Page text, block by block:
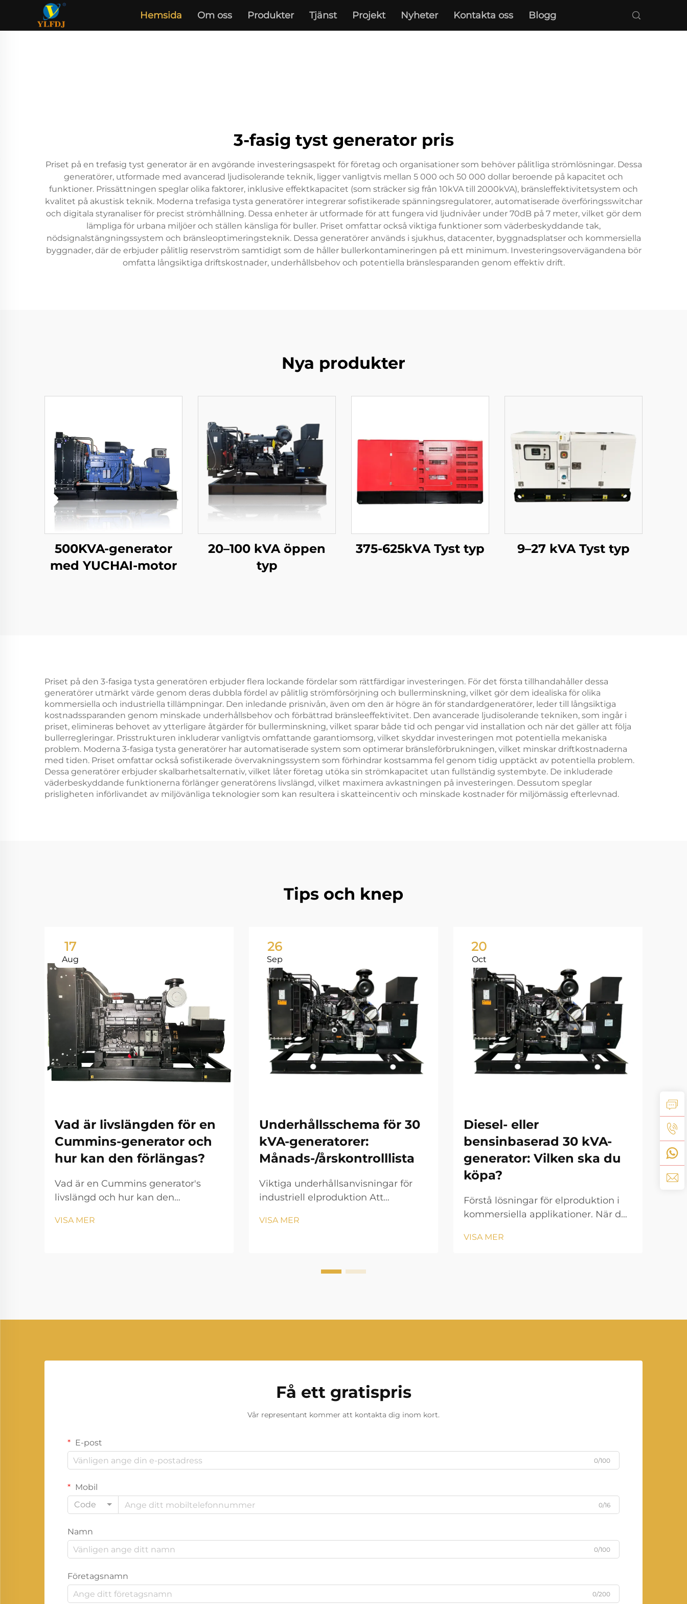
Hemsida Om oss Produkter Tjänst Projekt Nyheter Kontakta oss Blogg
3-fasig tyst generator pris
Priset på en trefasig tyst generator är en avgörande investeringsaspekt för företag och organisationer som behöver pålitliga strömlösningar. Dessa
generatörer, utformade med avancerad ljudisolerande teknik, ligger vanligtvis mellan 5 000 och 50 000 dollar beroende på kapacitet och
funktioner. Prissättningen speglar olika faktorer, inklusive effektkapacitet (som sträcker sig från 10kVA till 2000kVA), bränsleffektivitetsystem och
kvalitet på akustisk teknik. Moderna trefasiga tysta generatörer integrerar sofistikerade spänningsregulatorer, automatiserade överföringsswitchar
och digitala styranaliser för precist strömhållning. Dessa enheter är utformade för att fungera vid ljudnivåer under 70dB på 7 meter, vilket gör dem
lämpliga för urbana miljöer och ställen känsliga för buller. Priset omfattar också viktiga funktioner som väderbeskyddande tak,
nödsignalstängningssystem och bränsleoptimeringsteknik. Dessa generatörer används i sjukhus, datacenter, byggnadsplatser och kommersiella
byggnader, där de erbjuder pålitlig reservström samtidigt som de håller bullerkontamineringen på ett minimum. Investeringsovervägandena bör
omfatta långsiktiga driftskostnader, underhållsbehov och potentiella bränslesparanden genom effektiv drift.
Nya produkter
500KVA-generator
med YUCHAI-motor
20–100 kVA öppen
typ
375-625kVA Tyst typ 9–27 kVA Tyst typ
Priset på den 3-fasiga tysta generatören erbjuder flera lockande fördelar som rättfärdigar investeringen. För det första tillhandahåller dessa
generatörer utmärkt värde genom deras dubbla fördel av pålitlig strömförsörjning och bullerminskning, vilket gör dem idealiska för olika
kommersiella och industriella tillämpningar. Den inledande prisnivån, även om den är högre än för standardgeneratörer, leder till långsiktiga
kostnadssparanden genom minskade underhållsbehov och förbättrad bränsleeffektivitet. Den avancerade ljudisolerande tekniken, som ingår i
priset, elimineras behovet av ytterligare åtgärder för bullerminskning, vilket sparar både tid och pengar vid installation och när det gäller att följa
bullerregleringar. Prisstrukturen inkluderar vanligtvis omfattande garantiomsorg, vilket skyddar investeringen mot potentiella mekaniska
problem. Moderna 3-fasiga tysta generatörer har automatiserade system som optimerar bränsleförbrukningen, vilket minskar driftkostnaderna
med tiden. Priset omfattar också sofistikerade övervakningssystem som förhindrar kostsamma fel genom tidig upptäckt av potentiella problem.
Dessa generatörer erbjuder skalbarhetsalternativ, vilket låter företag utöka sin strömkapacitet utan fullständig systembyte. De inkluderade
väderbeskyddande funktionerna förlänger generatörens livslängd, vilket maximera avkastningen på investeringen. Dessutom speglar
prisligheten införlivandet av miljövänliga teknologier som kan resultera i skatteincentiv och minskade kostnader för miljömässig efterlevnad.
Tips och knep
17
Aug
Vad är livslängden för en
Cummins-generator och
hur kan den förlängas?
Vad är en Cummins generator's
livslängd och hur kan den
avgörande roll i moderna liv,
VISA MER
26
Sep
Underhållsschema för 30
kVA-generatorer:
Månads-/årskontrolllista
Viktiga underhållsanvisningar för
industriell elproduktion Att
kräver en systematisk metod för att
VISA MER
20
Oct
Diesel- eller
bensinbaserad 30 kVA-
generator: Vilken ska du
köpa?
Förstå lösningar för elproduktion i
kommersiella applikationer. När det
reservkraftslösningar utgör en
VISA MER
Få ett gratispris
Vår representant kommer att kontakta dig inom kort.
E-post
0/100
Mobil
Code
0/16
Namn
0/100
Företagsnamn
0/200